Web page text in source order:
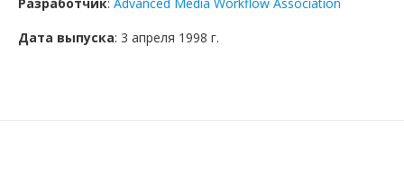
Дата выпуска: 3 апреля 1998 г.